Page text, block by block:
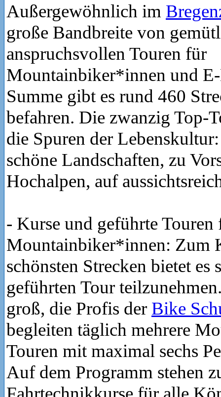
Außergewöhnlich im
große Bandbreite von
anspruchsvollen Touren für
Mountainbiker*innen und
Summe gibt es rund 460
befahren. Die zwanzig Top-
die Spuren der
schöne Landschaften, zu
Hochalpen, auf
- Kurse und geführte Touren
Mountainbiker*innen: Zum
schönsten Strecken bietet es
geführten Tour
groß, die Profis der Bike
begleiten täglich mehrere
Touren mit maximal sechs
Auf dem Programm stehen